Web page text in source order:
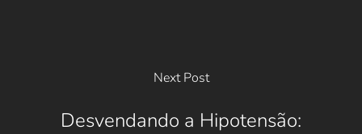
Next Post
Desvendando a Hipotensão: